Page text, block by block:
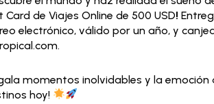
Card de Viajes Online de 500 USD!
electrónico, válido por un año, y
momentos inolvidables y la emoción
hoy!